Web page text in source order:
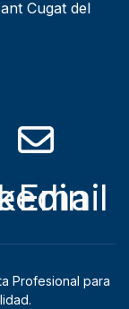
Cugat del
Email
Profesional para